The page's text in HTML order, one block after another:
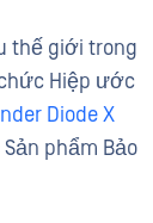
thế giới trong
Hiệp ước
Diode X
phẩm Bảo